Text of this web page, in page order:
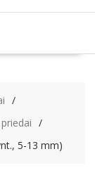
5-13 mm)